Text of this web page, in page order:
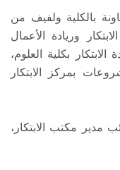
بالكلية ولفيف من
وريادة الأعمال
بكلية العلوم،
بمركز الابتكار
مدير مكتب الابتكار،